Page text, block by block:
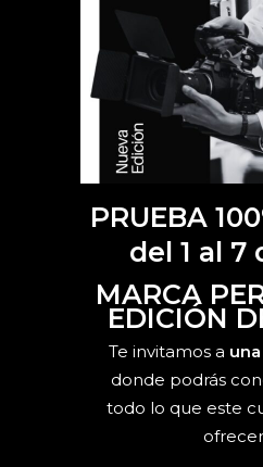
PRUEBA
del 1 al 7
MARCA
EDICIÓN
Te invitamos a
donde podrás
todo lo que este